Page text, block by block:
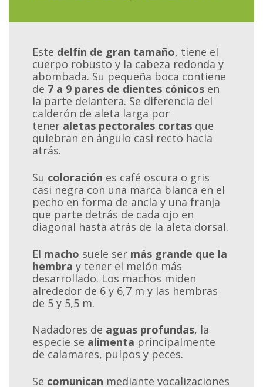
Este delfín de gran tamaño, tiene el
cuerpo robusto y la cabeza redonda y
abombada. Su pequeña boca contiene
de 7 a 9 pares de dientes cónicos en
la parte delantera. Se diferencia del
calderón de aleta larga por
tener aletas pectorales cortas que
quiebran en ángulo casi recto hacia
atrás.
Su coloración es café oscura o gris
casi negra con una marca blanca en el
pecho en forma de ancla y una franja
que parte detrás de cada ojo en
diagonal hasta atrás de la aleta dorsal.
El macho suele ser más grande que la
hembra y tener el melón más
desarrollado. Los machos miden
alrededor de 6 y 6,7 m y las hembras
de 5 y 5,5 m.
Nadadores de aguas profundas, la
especie se alimenta principalmente
de calamares, pulpos y peces.
Se comunican mediante vocalizaciones